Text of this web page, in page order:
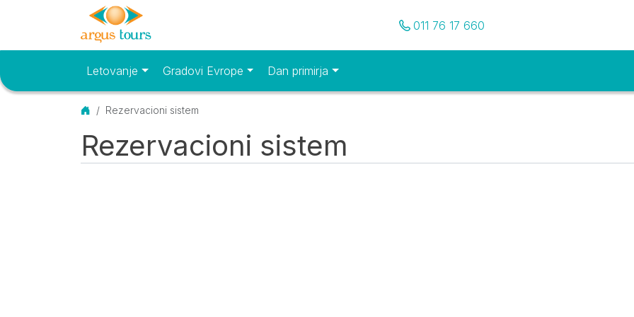
Pozovite nas
011 76 17 660
Osnovni meniLetovanje Gradovi Evrope Dan primirja
Početna
Rezervacioni sistem
Rezervacioni sistem